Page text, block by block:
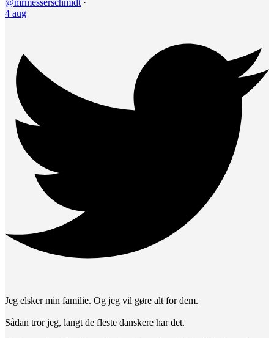
4 aug
Jeg elsker min familie. Og jeg vil gøre alt for dem.
Sådan tror jeg, langt de fleste danskere har det.